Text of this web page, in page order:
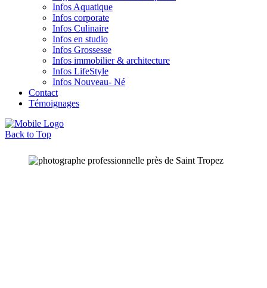
Infos Aquatique
Infos corporate
Infos Culinaire
Infos en studio
Infos Grossesse
Infos immobilier & architecture
Infos LifeStyle
Infos Nouveau- Né
Contact
Témoignages
Back to Top